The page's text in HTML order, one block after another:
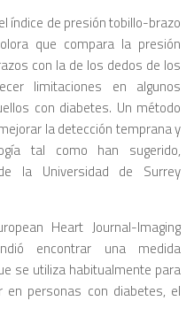
índice de presión tobillo-brazo
que compara la presión
con la de los dedos de los
limitaciones en algunos
con diabetes. Un método
la detección temprana y
tal como han sugerido,
la Universidad de Surrey
Heart Journal-Imaging
encontrar una medida
se utiliza habitualmente para
en personas con diabetes, el